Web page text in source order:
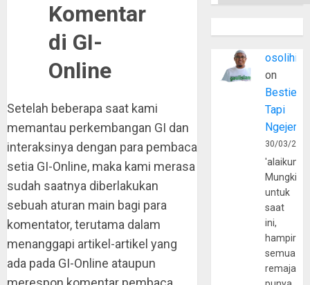
Komentar
di GI-
Online
Setelah beberapa saat kami
memantau perkembangan GI dan
interaksinya dengan para pembaca
setia GI-Online, maka kami merasa
sudah saatnya diberlakukan
sebuah aturan main bagi para
komentator, terutama dalam
menanggapi artikel-artikel yang
ada pada GI-Online ataupun
osolihin
on
Bestie
Tapi
30/03/
Mungkin
untuk
saat
ini,
hampir
semua
remaja